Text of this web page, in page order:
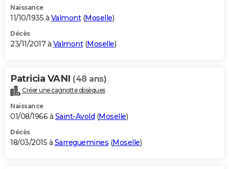
Naissance
11/10/1935 à Valmont(Moselle)
Décès
23/11/2017 à Valmont(Moselle)
Patricia VANI (48 ans)
Créer une cagnotte obsèques
Naissance
01/08/1966 à Saint-Avold (Moselle)
Décès
18/03/2015 à Sarreguemines (Moselle)